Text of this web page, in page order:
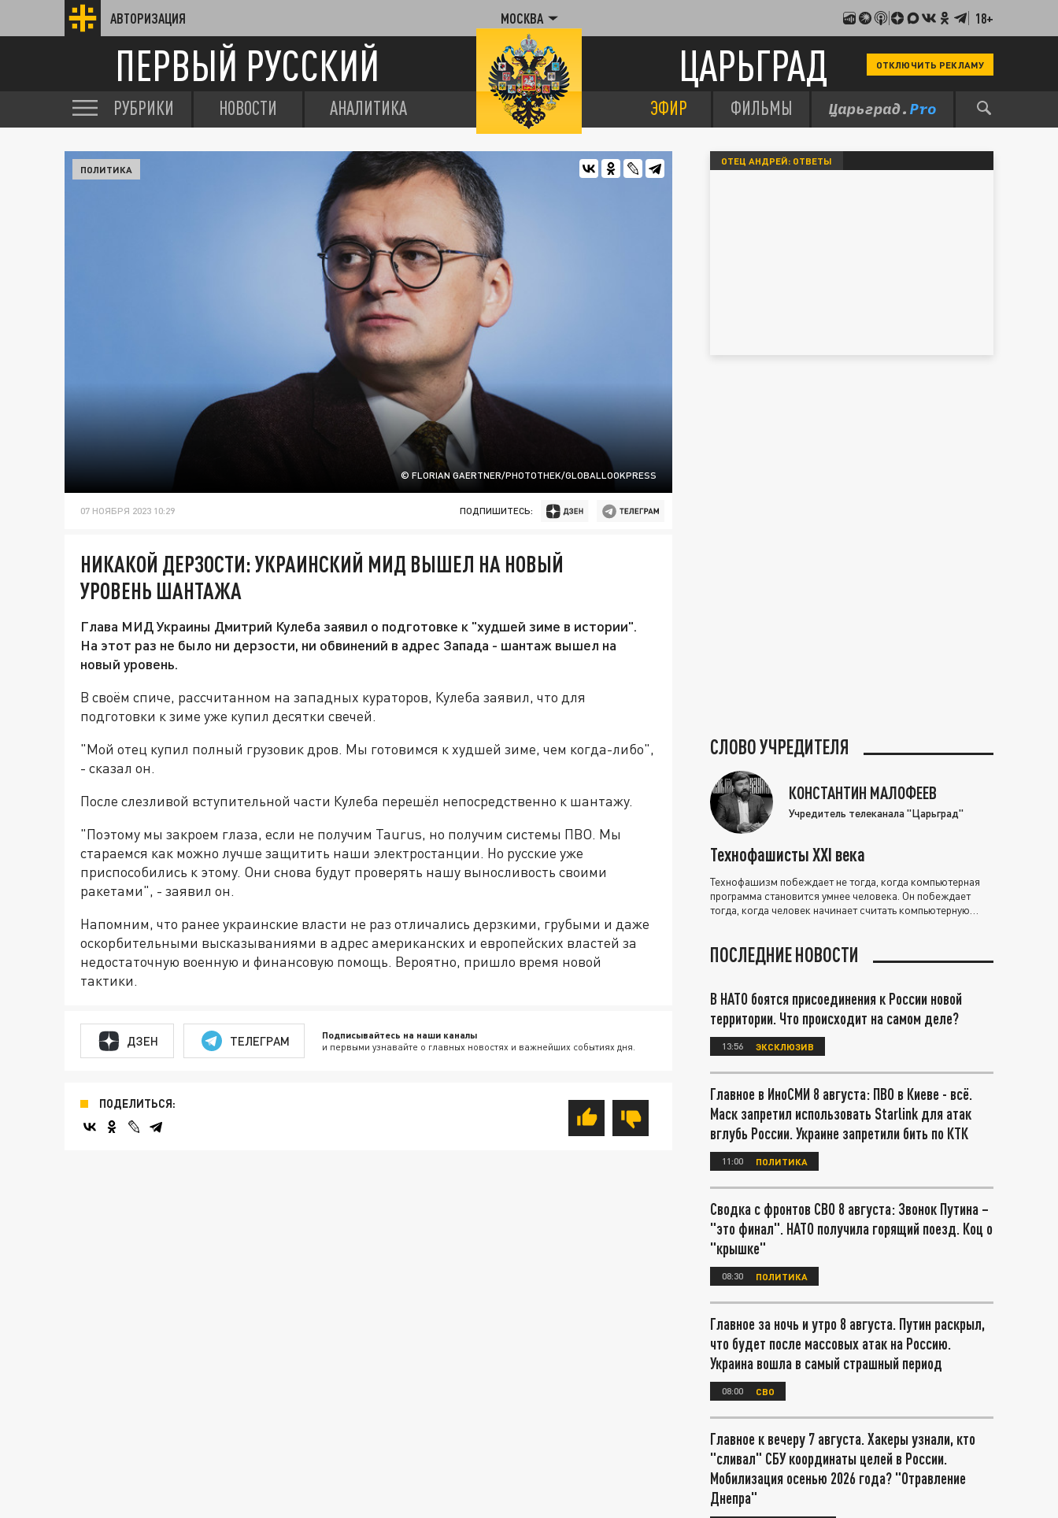
АВТОРИЗАЦИЯ МОСКВА 18+
ПЕРВЫЙ РУССКИЙ ЦАРЬГРАД ОТКЛЮЧИТЬ РЕКЛАМУ
РУБРИКИ НОВОСТИ АНАЛИТИКА ЭФИР ФИЛЬМЫ
© FLORIAN GAERTNER/PHOTOTHEK/GLOBALLOOKPRESS
ПОЛИТИКА
07 НОЯБРЯ 2023 10:29 ПОДПИШИТЕСЬ:
НИКАКОЙ ДЕРЗОСТИ: УКРАИНСКИЙ МИД ВЫШЕЛ НА НОВЫЙ
УРОВЕНЬ ШАНТАЖА
Глава МИД Украины Дмитрий Кулеба заявил о подготовке к "худшей зиме в истории".
На этот раз не было ни дерзости, ни обвинений в адрес Запада - шантаж вышел на
новый уровень.
В своём спиче, рассчитанном на западных кураторов, Кулеба заявил, что для
подготовки к зиме уже купил десятки свечей.
"Мой отец купил полный грузовик дров. Мы готовимся к худшей зиме, чем когда-либо",
- сказал он.
После слезливой вступительной части Кулеба перешёл непосредственно к шантажу.
"Поэтому мы закроем глаза, если не получим Taurus, но получим системы ПВО. Мы
стараемся как можно лучше защитить наши электростанции. Но русские уже
приспособились к этому. Они снова будут проверять нашу выносливость своими
ракетами", - заявил он.
Напомним, что ранее украинские власти не раз отличались дерзкими, грубыми и даже
оскорбительными высказываниями в адрес американских и европейских властей за
недостаточную военную и финансовую помощь. Вероятно, пришло время новой
тактики.
ДЗЕН ТЕЛЕГРАМ Подписывайтесь на наши каналы
и первыми узнавайте о главных новостях и важнейших событиях дня.
ПОДЕЛИТЬСЯ:
ОТЕЦ АНДРЕЙ: ОТВЕТЫ
СЛОВО УЧРЕДИТЕЛЯ
КОНСТАНТИН МАЛОФЕЕВ
Учредитель телеканала "Царьград"
Технофашисты XXI века
Технофашизм побеждает не тогда, когда компьютерная
программа становится умнее человека. Он побеждает
тогда, когда человек начинает считать компьютерную
ПОСЛЕДНИЕ НОВОСТИ
В НАТО боятся присоединения к России новой
территории. Что происходит на самом деле?
13:56 ЭКСКЛЮЗИВ
Главное в ИноСМИ 8 августа: ПВО в Киеве - всё.
Маск запретил использовать Starlink для атак
вглубь России. Украине запретили бить по КТК
11:00 ПОЛИТИКА
Сводка с фронтов СВО 8 августа: Звонок Путина –
"это финал". НАТО получила горящий поезд. Коц о
"крышке"
08:30 ПОЛИТИКА
Главное за ночь и утро 8 августа. Путин раскрыл,
что будет после массовых атак на Россию.
Украина вошла в самый страшный период
08:00 СВО
Главное к вечеру 7 августа. Хакеры узнали, кто
"сливал" СБУ координаты целей в России.
Мобилизация осенью 2026 года? "Отравление
Днепра"